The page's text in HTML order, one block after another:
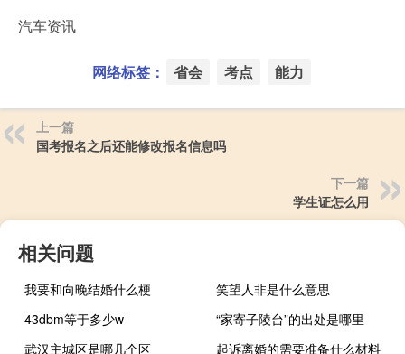
汽车资讯
网络标签： 省会 考点 能力
上一篇
国考报名之后还能修改报名信息吗
下一篇
学生证怎么用
相关问题
我要和向晚结婚什么梗
笑望人非是什么意思
43dbm等于多少w
“家寄子陵台”的出处是哪里
武汉主城区是哪几个区
起诉离婚的需要准备什么材料